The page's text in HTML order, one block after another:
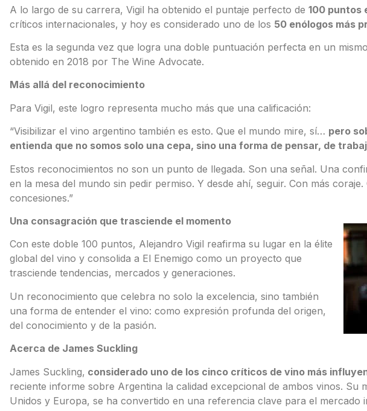
A lo largo de su carrera, Vigil ha obtenido el puntaje perfecto de 100 puntos
críticos internacionales, y hoy es considerado uno de los 50 enólogos más
Esta es la segunda vez que logra una doble puntuación perfecta en un
obtenido en 2018 por The Wine Advocate.
Más allá del reconocimiento
Para Vigil, este logro representa mucho más que una calificación:
“Visibilizar el vino argentino también es esto. Que el mundo mire, sí… pero
entienda que no somos solo una cepa, sino una forma de pensar, de
Estos reconocimientos no son un punto de llegada. Son una señal. Una
en la mesa del mundo sin pedir permiso. Y desde ahí, seguir. Con más
concesiones.”
Una consagración que trasciende el momento
Con este doble 100 puntos, Alejandro Vigil reafirma su lugar en la élite
global del vino y consolida a El Enemigo como un proyecto que
trasciende tendencias, mercados y generaciones.
Un reconocimiento que celebra no solo la excelencia, sino también
una forma de entender el vino: como expresión profunda del origen,
del conocimiento y de la pasión.
Acerca de James Suckling
James Suckling, considerado uno de los cinco críticos de vino más
reciente informe sobre Argentina la calidad excepcional de ambos vinos. Su
Unidos y Europa, se ha convertido en una referencia clave para el mercado